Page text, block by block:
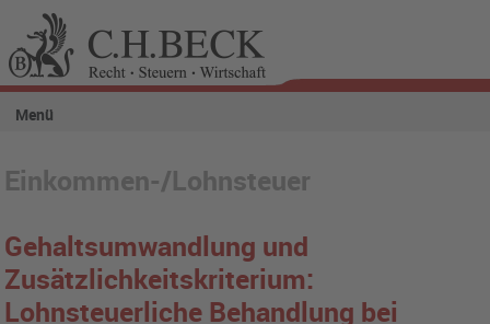
Menü
Einkommen-/Lohnsteuer
Gehaltsumwandlung und
Zusätzlichkeitskriterium:
Lohnsteuerliche Behandlung bei